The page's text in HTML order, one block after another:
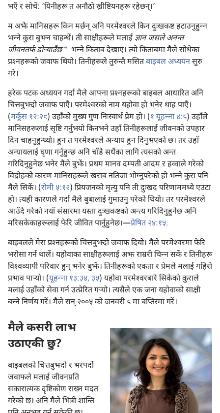
भएँ र सोचें: ‘यिनीहरू त अनौठो ख्रीष्टियनहरू रहेछन्‌।’
म अझै मानिसहरू किन मर्छन्‌ अनि परमेश्‍वरले किन दुःखकष्ट हटाउनुहुन्‍न
भन्‍ने कुरा बुझ्न चाहन्थें। ती साक्षीहरूले मलाई ज्ञान जसले अनन्त
जीवनतर्फ डोऱ्‍याउँछ a भन्‍ने किताब देखाए। त्यो किताबमा मैले सोधेका
प्रश्‍नहरूको जवाफ थियो। तिनीहरूले तुरुन्तै मसितबाइबल अध्ययनसुरु
गरे।
हरेक पटक अध्ययन गर्दा मैले आफ्ना प्रश्‍नहरूको बाइबल आधारित अनि
चित्तबुझ्दो जवाफ पाएँ। परमेश्‍वरको नाम यहोवा हो भनेर थाह पाएँ।
(मर्कूस १२:२९) उहाँको मुख्य गुण निःस्वार्थ प्रेम हो। (१ यूहन्‍ना ४:८) उहाँले
मानिसहरूलाई सृष्टि गर्नुभयो किनभने उहाँ तिनीहरूलाई जीवनको उपहार
दिन चाहनुहुन्थ्यो। हुन त परमेश्‍वरले अन्याय हुन दिनुभएको छ। तर उहाँ
अन्यायलाई घृणा गर्नुहुन्छ अनि चाँडै सधैंका लागि त्यसको अन्त
गरिदिनुहुनेछ भनेर मैले बुझें। प्रथम मानव दम्पती आदम र हव्वाले गरेको
विद्रोहको कारण मानिसहरूले खराब नतिजा भोग्नुपरेको हो भन्‍ने कुरा पनि
मैले सिकें। (रोमी ५:१२) प्रियजनको मृत्यु पनि ती दुःखद परिणाममध्ये एउटा
हो। त्यही कारणले गर्दा मैले बुबालाई गुमाउनु परेको थियो। तर परमेश्‍वरले
आउँदै गरेको नयाँ संसारमा यस्ता दुःखकष्टको अन्त्य गरिदिनुहुनेछ अनि
मरिसकेकाहरूलाई फेरि जीवित पार्नुहुनेछ।—प्रेषित २४:१५.
बाइबलले मेरा प्रश्‍नहरूको चित्तबुझ्दो जवाफ दियो। मैले परमेश्‍वरमा फेरि
भरोसा गर्न थालें। यहोवाका साक्षीहरूलाई अझ राम्ररी चिन्‍न सकें र तिनीहरू
विश्‍वव्यापी परिवार हुन्‌ भनेर बुझें। तिनीहरूको एकता र प्रेमले मलाई गहिरो
प्रभाव पाऱ्‍यो। (यूहन्‍ना १३:३४, ३५) यहोवा परमेश्‍वरबारे सिकेको कुराले
मलाई उहाँको सेवा गर्न उत्प्रेरित गऱ्‍यो। त्यसैले एक जना यहोवाको साक्षी
बन्‍ने निर्णय गरें। मैले सन्‌ २००५ को जनवरी ८ मा बप्तिस्मा गरें।
मैले कसरी लाभ
उठाएकी छु?
बाइबलको चित्तबुझ्दो र भरपर्दो
जवाफले मलाई जीवनप्रति
सकारात्मक दृष्टिकोण राख्न मदत
गरेको छ। अनि मैले भित्री शान्ति